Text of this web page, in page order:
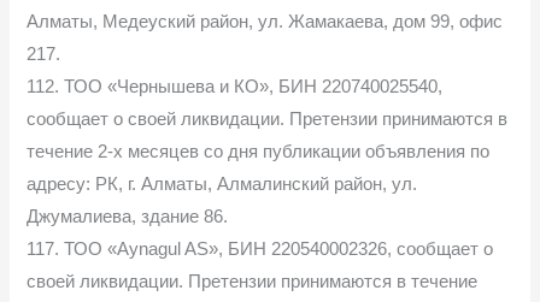
Алматы, Медеуский район, ул. Жамакаева, дом 99, офис
217.
112. ТОО «Чернышева и КО», БИН 220740025540,
сообщает о своей ликвидации. Претензии принимаются в
течение 2-х месяцев со дня публикации объявления по
адресу: РК, г. Алматы, Алмалинский район, ул.
Джумалиева, здание 86.
117. ТОО «Aynagul AS», БИН 220540002326, сообщает о
своей ликвидации. Претензии принимаются в течение